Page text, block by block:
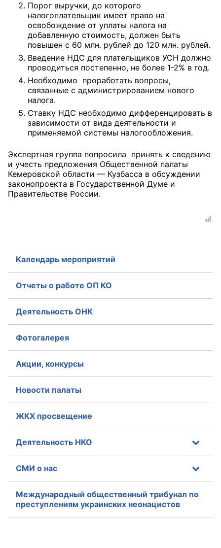
Регламент ОП КО
Кодекс этики ОП КО
Положения
Соглашения
Рекомендации
Порядок работы ЦОН
Аппарат ОП КО
УСТАВ ГКУ “АППАРАТ ОП КО”
Доходы руководителя за 2024 г.
Порог выручки, до которого
налогоплательщик имеет право на
освобождение от уплаты налога на
добавленную стоимость, должен быть
повышен с 60 млн. рублей до 120 млн. рублей.
Введение НДС для плательщиков УСН должно
проводиться постепенно, не более 1-2% в год.
Необходимо проработать вопросы,
связанные с администрированием нового
налога.
Ставку НДС необходимо дифференцировать в
зависимости от вида деятельности и
применяемой системы налогообложения.
Экспертная группа попросила принять к сведению
и учесть предложения Общественной палаты
Кемеровской области — Кузбасса в обсуждении
законопроекта в Государственной Думе и
Правительстве России.
Календарь мероприятий
Отчеты о работе ОП КО
Деятельность ОНК
Фотогалерея
Акции, конкурсы
Новости палаты
ЖКХ просвещение
Деятельность НКО
СМИ о нас
Международный общественный трибунал по
преступлениям украинских неонацистов